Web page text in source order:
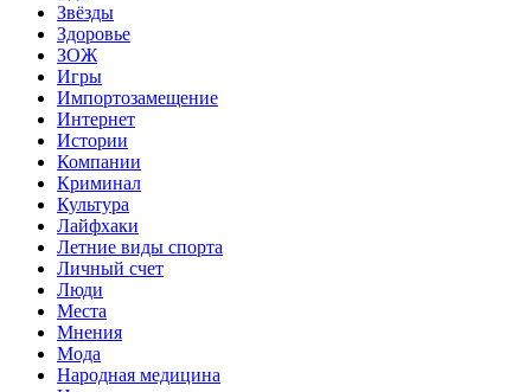
Звёзды
Здоровье
ЗОЖ
Игры
Импортозамещение
Интернет
Истории
Компании
Криминал
Культура
Лайфхаки
Летние виды спорта
Личный счет
Люди
Места
Мнения
Мода
Народная медицина